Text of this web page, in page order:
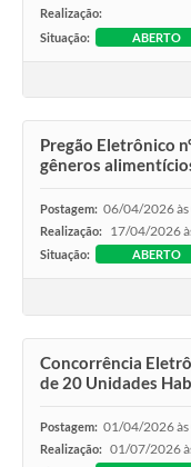
Realização:
Situação:
ABERTO
Pregão Eletrônico
gêneros
Postagem: 06/04/2026
Realização: 17/04/2026
Situação: ABERTO
Concorrência
de 20 Unidades
Postagem: 01/04/2026
Realização: 01/07/2026